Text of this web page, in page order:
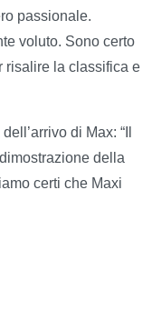
passionale.
voluto. Sono certo
risalire la classifica e
di Max: “Il
della
certi che Maxi